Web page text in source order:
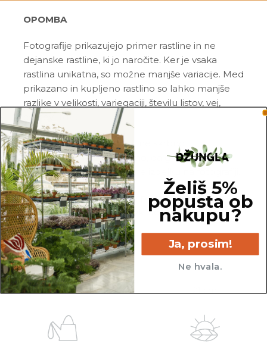
OPOMBA
Fotografije prikazujejo primer rastline in ne
dejanske rastline, ki jo naročite. Ker je vsaka
rastlina unikatna, so možne manjše variacije. Med
prikazano in kupljeno rastlino so lahko manjše
razlike v velikosti, variegaciji, številu listov, vej,
cvetov, itd …
Pred pošiljanjem vse rastline skrbno
pregledamo in zagotovimo, da gredo na pot
zdrave in čim bolj podobne izdelku na fotografiji.
Vse rastline so primarno v plastičnih sadilnih
lončkih. Okrasni lonec ni vključen v ceno.
130 cm 21 cm
Želiš 5%
popusta ob
nakupu?
Ja, prosim!
Ne hvala.